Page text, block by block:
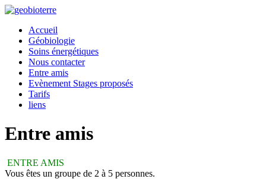
Accueil
Géobiologie
Soins énergétiques
Nous contacter
Entre amis
Evènement Stages proposés
Tarifs
liens
Entre amis
ENTRE AMIS
Vous êtes un groupe de 2 à 5 personnes.